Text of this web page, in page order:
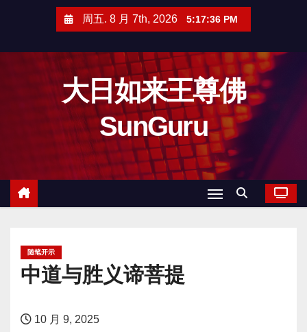
周五. 8 月 7th, 2026 5:17:37 PM
大日如来王尊佛
SunGuru
随笔开示
中道与胜义谛菩提
10 月 9, 2025